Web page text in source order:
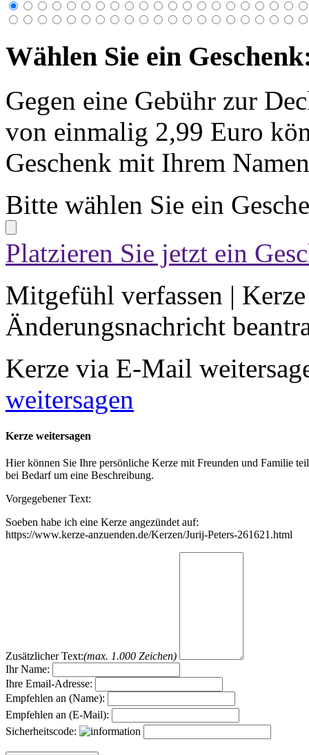
Wählen Sie ein
Gegen eine Gebühr zur
von einmalig 2,99 Euro
Geschenk mit Ihrem
Bitte wählen Sie ein
Platzieren Sie jetzt ein
Mitgefühl verfassen |
Änderungsnachricht
Kerze via E-Mail
weitersagen
Kerze weitersagen
Hier können Sie Ihre persönliche Kerze mit Freunden und Familie
bei Bedarf um eine Beschreibung.
Vorgegebener Text:
Soeben habe ich eine Kerze angezündet auf:
https://www.kerze-anzuenden.de/Kerzen/Jurij-Peters-261621.html
Zusätzlicher Text:(max. 1.000 Zeichen)
Ihr Name:
Ihre Email-Adresse:
Empfehlen an (Name):
Empfehlen an (E-Mail):
Sicherheitscode: